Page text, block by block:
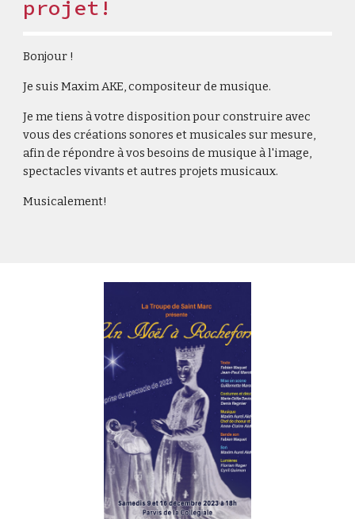
projet!
Bonjour !
Je suis Maxim AKE, compositeur de musique.
Je metiens à votre disposition pour construire avec
vous des créations sonores et musicales sur mesure,
afin de répondre à vos besoins de musique à l'image,
spectacles vivants et autres projets musicaux.
Musicalement!